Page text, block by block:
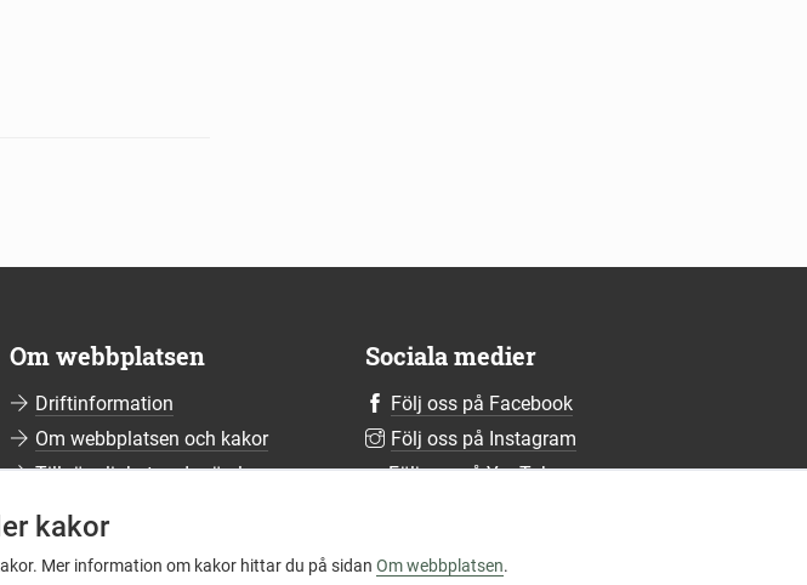
kakor
Mer information om kakor hittar du på sidan Om webbplatsen.
Om webbplatsen
Driftinformation
Om webbplatsen och kakor
Tillgänglighetsredogörelser
Sociala medier
Följ oss på Facebook
Följ oss på Instagram
Följ oss på YouTube